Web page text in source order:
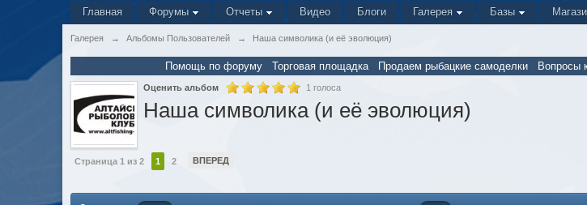
Главная Форумы Отчеты Видео Блоги Галерея Базы
Галерея → Альбомы Пользователей → Наша символика (и её эволюция)
Помощь по форуму Торговая площадка Продаем рыбацкие самоделки Вопросы
Оценить альбом 1 голоса
Наша символика (и её эволюция)
Страница 1 из 2 1 2 ВПЕРЕД